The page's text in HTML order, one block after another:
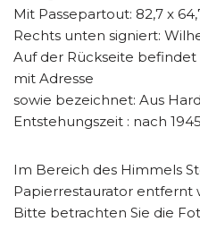
Mit Passepartout: 82,7 x
Rechts unten signiert:
Auf der Rückseite
mit Adresse
sowie bezeichnet: Aus
Entstehungszeit : nach 1945
Im Bereich des Himmels
Papierrestaurator entfernt
Bitte betrachten Sie die